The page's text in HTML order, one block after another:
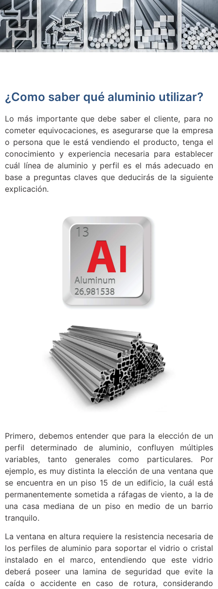
¿Como saber qué aluminio utilizar?
Lo más importante que debe saber el cliente, para no
cometer equivocaciones, es asegurarse que la empresa
o persona que le está vendiendo el producto, tenga el
conocimiento y experiencia necesaria para establecer
cuál línea de aluminio y perfil es el más adecuado en
base a preguntas claves que deducirás de la siguiente
explicación.
Primero, debemos entender que para la elección de un
perfil determinado de aluminio, confluyen múltiples
variables, tanto generales como particulares. Por
ejemplo, es muy distinta la elección de una ventana que
se encuentra en un piso 15 de un edificio, la cuál está
permanentemente sometida a ráfagas de viento, a la de
una casa mediana de un piso en medio de un barrio
tranquilo.
La ventana en altura requiere la resistencia necesaria de
los perfiles de aluminio para soportar el vidrio o cristal
instalado en el marco, entendiendo que este vidrio
deberá poseer una lamina de seguridad que evite la
caída o accidente en caso de rotura, considerando